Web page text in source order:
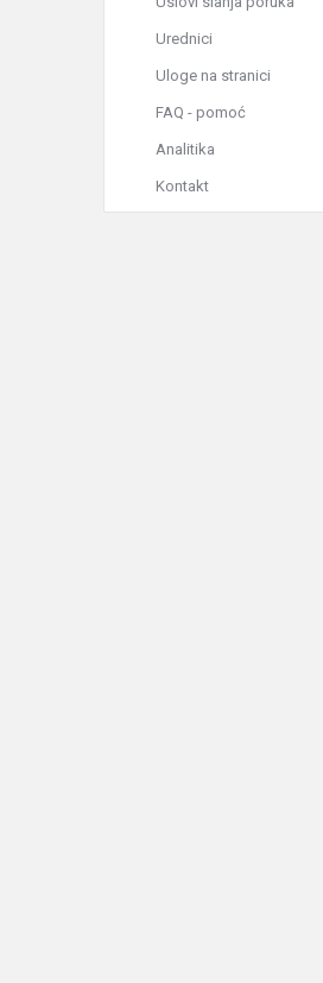
Urednici
Uloge na stranici
FAQ - pomoć
Analitika
Kontakt